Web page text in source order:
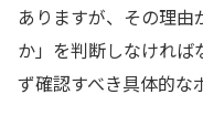
ありますが、その理
か」を判断しなけれ
ず確認すべき具体的な